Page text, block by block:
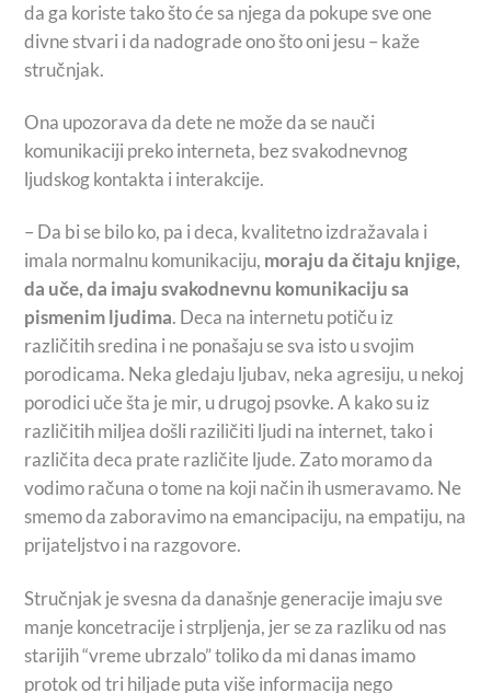
da ga koriste tako što će sa njega da pokupe sve one
divne stvari i da nadograde ono što oni jesu – kaže
stručnjak.
Ona upozorava da dete ne može da se nauči
komunikaciji preko interneta, bez svakodnevnog
ljudskog kontakta i interakcije.
– Da bi se bilo ko, pa i deca, kvalitetno izdražavala i
imala normalnu komunikaciju, moraju da čitaju knjige,
da uče, da imaju svakodnevnu komunikaciju sa
pismenim ljudima. Deca na internetu potiču iz
različitih sredina i ne ponašaju se sva isto u svojim
porodicama. Neka gledaju ljubav, neka agresiju, u nekoj
porodici uče šta je mir, u drugoj psovke. A kako su iz
različitih miljea došli raziličiti ljudi na internet, tako i
različita deca prate različite ljude. Zato moramo da
vodimo računa o tome na koji način ih usmeravamo. Ne
smemo da zaboravimo na emancipaciju, na empatiju, na
prijateljstvo i na razgovore.
Stručnjak je svesna da današnje generacije imaju sve
manje koncetracije i strpljenja, jer se za razliku od nas
starijih “vreme ubrzalo” toliko da mi danas imamo
protok od tri hiljade puta više informacija nego